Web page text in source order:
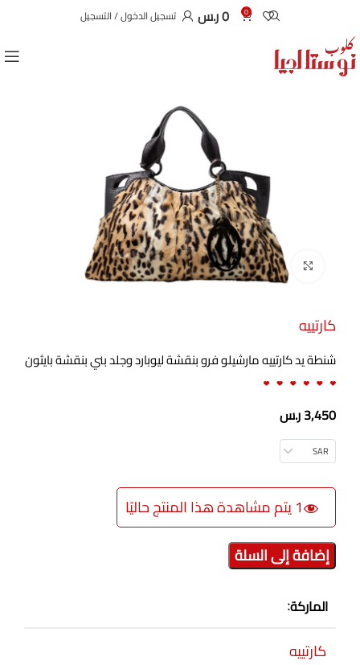
0
0ر.س تسجيل الدخول / التسجيل
Click to enlarge
كارتييه
شنطة يد كارتييه مارشيلو فرو بنقشة ليوبارد وجلد بني بنقشة بايثون
3,450ر.س
SAR
1
إضافة إلى السلة
الماركة
كارتييه